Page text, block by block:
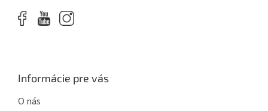
Informácie pre vás
O nás